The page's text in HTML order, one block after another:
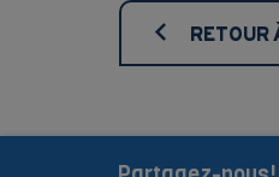
RETOUR